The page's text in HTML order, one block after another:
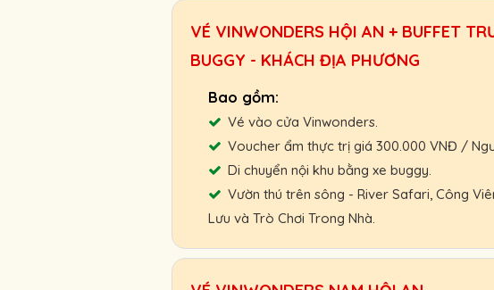
Hỗ trợ giao vé tận nơi hoặc nhận và thanh
Chính sách ưu đãi cho đối tác, khách đoàn,
Chính sách hoàn, đổi vé linh hoạt.
Cam kết giá vé tốt nhất, hỗ trợ nhanh nhất.
Người Lớn : 600.000 VNĐ
Cao Tuổi:510.000 VNĐ
Trẻ Em:370.000 VNĐ
Gọi ngay: 0901.011.772 để nhận giá vé
VÉ VINWONDERS HỘI AN + BUFFET
BUGGY - KHÁCH ĐỊA PHƯƠNG
Vé vào cửa Vinwonders.
Voucher ẩm thực trị giá 300.000 VNĐ /
Di chuyển nội khu bằng xe buggy.
Vườn thú trên sông - River Safari, Công
Lưu và Trò Chơi Trong Nhà.